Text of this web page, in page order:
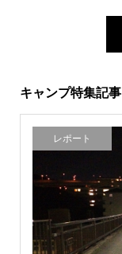
キャンプ特集記事
レポート